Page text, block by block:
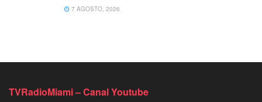
7 AGOSTO, 2026
TVRadioMiami – Canal Youtube